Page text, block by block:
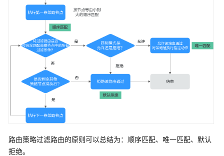
点
址
列
AS_Path
列
表
路由策略过滤路由的原则可以总结为：顺序匹配、唯一匹配、默认
拒绝。